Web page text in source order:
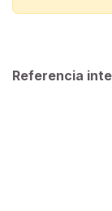
Referencia